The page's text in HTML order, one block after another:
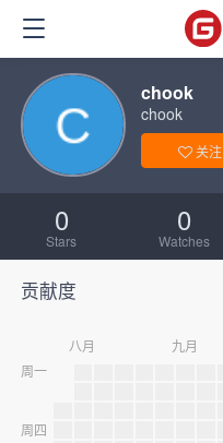
chook
chook
关注
0
Stars
0
Watches
贡献度
周一
周四
八月 九月